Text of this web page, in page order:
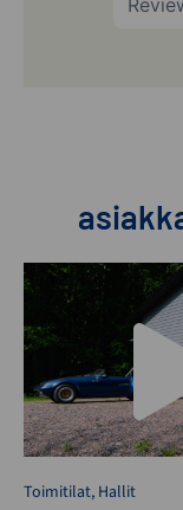
Toimitilat, Hallit